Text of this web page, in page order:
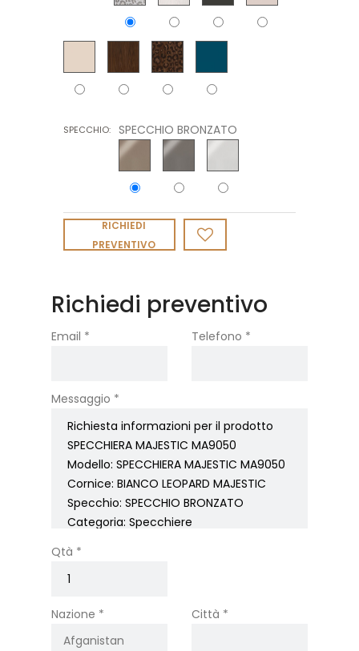
SPECCHIO: SPECCHIO BRONZATO
RICHIEDI
PREVENTIVO
Richiedi preventivo
Email * Telefono *
Messaggio *
Qtà *
Nazione * Città *